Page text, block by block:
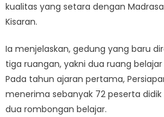
kualitas yang setara dengan
Kisaran.
Ia menjelaskan, gedung yang baru
tiga ruangan, yakni dua ruang
Pada tahun ajaran pertama,
menerima sebanyak 72 peserta
dua rombongan belajar.